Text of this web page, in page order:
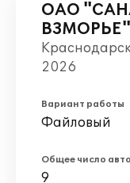
ОАО
ВЗМОРЬЕ"
2026
Вариант работы
Файловый
Общее число
9